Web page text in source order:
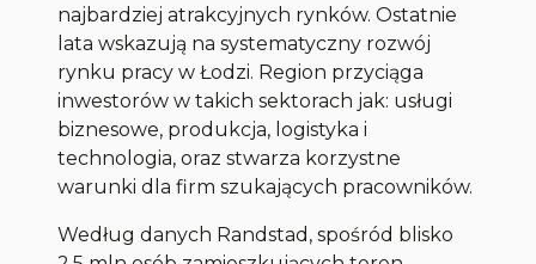
najbardziej atrakcyjnych rynków. Ostatnie
lata wskazują na systematyczny rozwój
rynku pracy w Łodzi. Region przyciąga
inwestorów w takich sektorach jak: usługi
biznesowe, produkcja, logistyka i
technologia, oraz stwarza korzystne
warunki dla firm szukających pracowników.
Według danych Randstad, spośród blisko